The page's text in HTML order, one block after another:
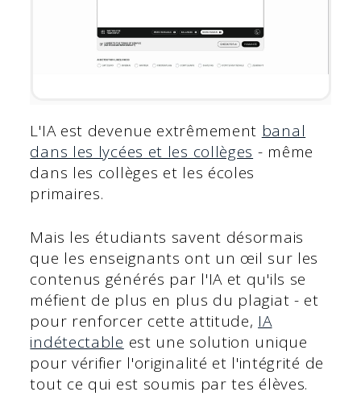
L'IA est devenue extrêmement banal
dans les lycées et les collèges - même
dans les collèges et les écoles
primaires.
Mais les étudiants savent désormais
que les enseignants ont un œil sur les
contenus générés par l'IA et qu'ils se
méfient de plus en plus du plagiat - et
pour renforcer cette attitude, IA
indétectable est une solution unique
pour vérifier l'originalité et l'intégrité de
tout ce qui est soumis par tes élèves.